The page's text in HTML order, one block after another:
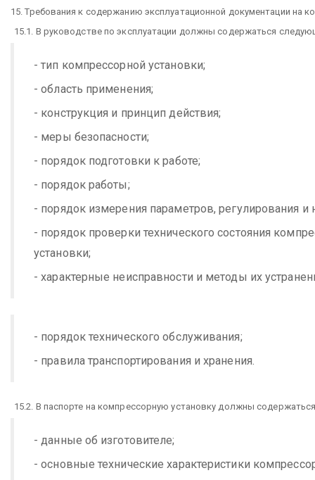
15. Требования к содержанию эксплуатационной документации на
15.1. В руководстве по эксплуатации должны содержаться
- тип компрессорной установки;
- область применения;
- конструкция и принцип действия;
- меры безопасности;
- порядок подготовки к работе;
- порядок работы;
- порядок измерения параметров, регулирования и
- порядок проверки технического состояния
установки;
- характерные неисправности и методы их
- порядок технического обслуживания;
- правила транспортирования и хранения.
15.2. В паспорте на компрессорную установку должны
- данные об изготовителе;
- основные технические характеристики